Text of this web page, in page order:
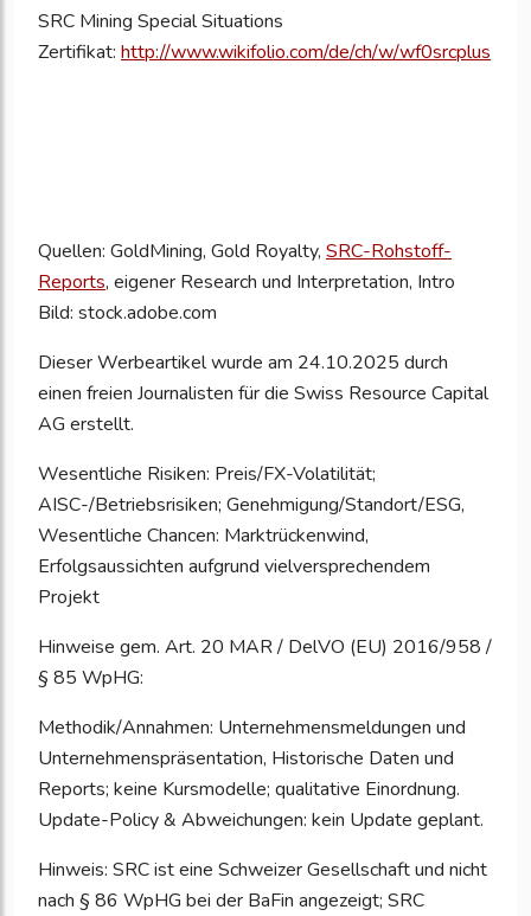
SRC Mining Special Situations
Zertifikat: http://www.wikifolio.com/de/ch/w/wf0srcplus
Quellen: GoldMining, Gold Royalty, SRC-Rohstoff-
Reports, eigener Research und Interpretation, Intro
Bild: stock.adobe.com
Dieser Werbeartikel wurde am 24.10.2025 durch
einen freien Journalisten für die Swiss Resource Capital
AG erstellt.
Wesentliche Risiken: Preis/FX-Volatilität;
AISC-/Betriebsrisiken; Genehmigung/Standort/ESG,
Wesentliche Chancen: Marktrückenwind,
Erfolgsaussichten aufgrund vielversprechendem
Projekt
Hinweise gem. Art. 20 MAR / DelVO (EU) 2016/958 /
§ 85 WpHG:
Methodik/Annahmen: Unternehmensmeldungen und
Unternehmenspräsentation, Historische Daten und
Reports; keine Kursmodelle; qualitative Einordnung.
Update-Policy & Abweichungen: kein Update geplant.
Hinweis: SRC ist eine Schweizer Gesellschaft und nicht
nach § 86 WpHG bei der BaFin angezeigt; SRC